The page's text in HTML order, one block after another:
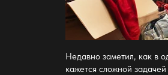
Недавно заметил, как в
кажется сложной